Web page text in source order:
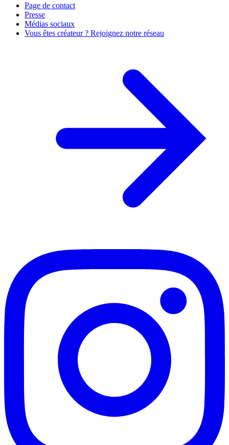
Page de contact
Presse
Médias sociaux
Vous êtes créateur ? Rejoignez notre réseau